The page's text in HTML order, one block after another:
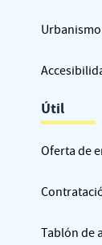
Útil
Oferta de
Tablón de